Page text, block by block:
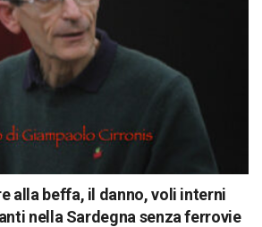
alla beffa, il danno, voli interni
nella Sardegna senza ferrovie